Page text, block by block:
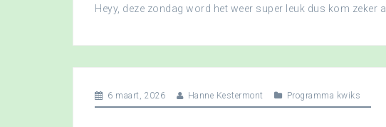
Heyy, deze zondag word het weer super leuk dus kom zeker
6 maart, 2026 Hanne Kestermont Programma kwiks